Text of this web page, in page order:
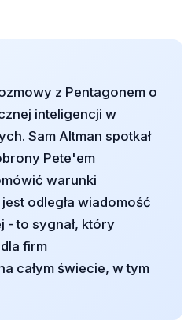
z Pentagonem o
inteligencji w
Sam Altman spotkał
Pete'em
warunki
odległa wiadomość
- to sygnał, który
firm
całym świecie, w tym